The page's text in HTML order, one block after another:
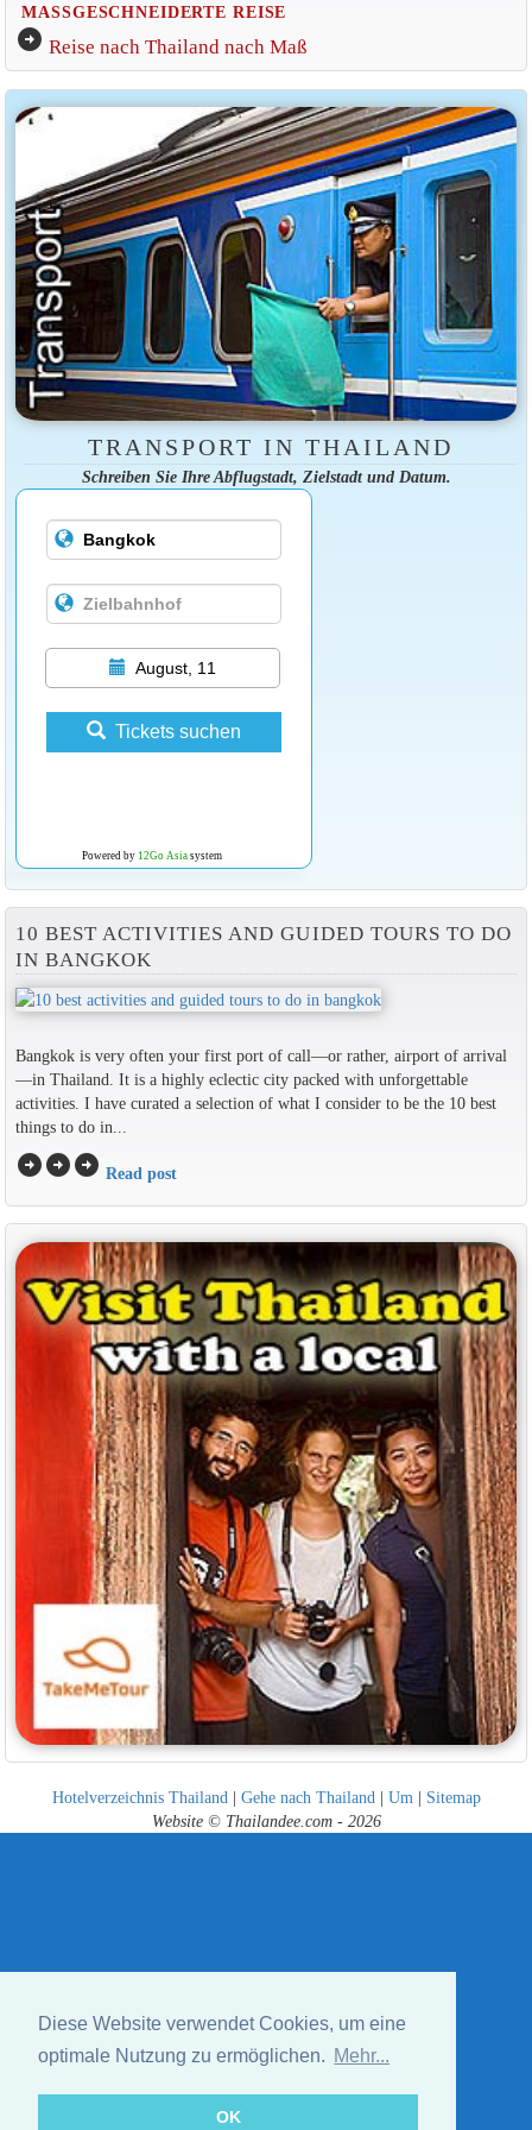
Diese Website verwendet Cookies, um eine
optimale Nutzung zu ermöglichen. Mehr...
OK
MASSGESCHNEIDERTE REISE
arrow_circle_right Reise nach Thailand nach Maß
TRANSPORT IN THAILAND
Schreiben Sie Ihre Abflugstadt, Zielstadt und Datum.
August, 11
Tickets suchen
Powered by 12Go Asiasystem
10 BEST ACTIVITIES AND GUIDED TOURS TO DO
IN BANGKOK
Bangkok is very often your first port of call—or rather, airport of arrival
—in Thailand. It is a highly eclectic city packed with unforgettable
activities. I have curated a selection of what I consider to be the 10 best
things to do in...
arrow_circle_rightarrow_circle_rightarrow_circle_right Read post
Hotelverzeichnis Thailand | Gehe nach Thailand | Um | Sitemap
Website © Thailandee.com - 2026